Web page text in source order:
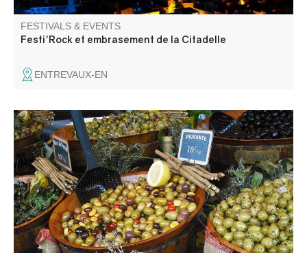
FESTIVALS & EVENTS
Festi'Rock et embrasement de la Citadelle
ENTREVAUX-EN
A l'occasion du passage du tour de France féminin le
marché du samedi se tiendra toute la journée.